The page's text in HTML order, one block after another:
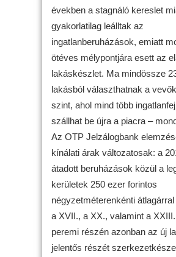
években a stagnáló kereslet
gyakorlatilag leálltak az
ingatlanberuházások, emiatt
ötéves mélypontjára esett az
lakáskészlet. Ma mindössze
lakásból választhatnak a
szint, ahol mind több
szállhat be újra a piacra –
Az OTP Jelzálogbank
kínálati árak változatosak: a
átadott beruházások közül a
kerületek 250 ezer forintos
négyzetméterenkénti
a XVII., a XX., valamint a
peremi részén azonban az új
jelentős részét